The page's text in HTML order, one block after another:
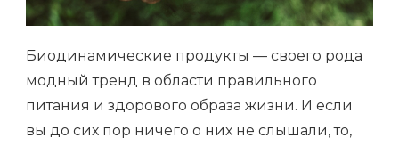
Биодинамические продукты — своего рода
модный тренд в области правильного
питания и здорового образа жизни. И если
вы до сих пор ничего о них не слышали, то,